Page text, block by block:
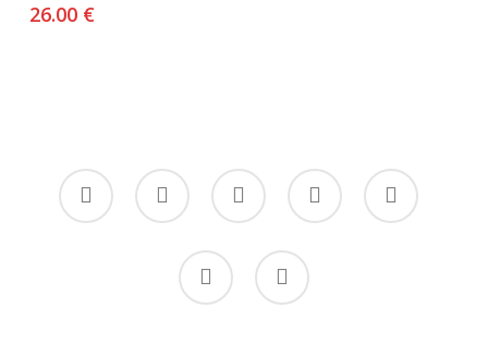
26.00 €
facebook
google-
plus
instagram whatsapp tiktok
phone email